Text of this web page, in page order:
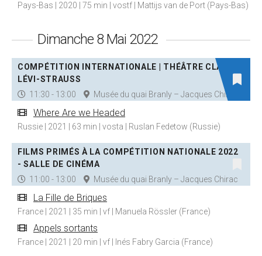
Pays-Bas | 2020 | 75 min | vostf | Mattijs van de Port (Pays-Bas)
Dimanche 8 Mai 2022
COMPÉTITION INTERNATIONALE | THÉÂTRE CLAUDE
LÉVI-STRAUSS
11:30 - 13:00
Musée du quai Branly – Jacques Chirac
Where Are we Headed
Russie | 2021 | 63 min | vosta | Ruslan Fedetow (Russie)
FILMS PRIMÉS À LA COMPÉTITION NATIONALE 2022
- SALLE DE CINÉMA
11:00 - 13:00
Musée du quai Branly – Jacques Chirac
La Fille de Briques
France | 2021 | 35 min | vf | Manuela Rössler (France)
Appels sortants
France | 2021 | 20 min | vf | Inés Fabry Garcia (France)